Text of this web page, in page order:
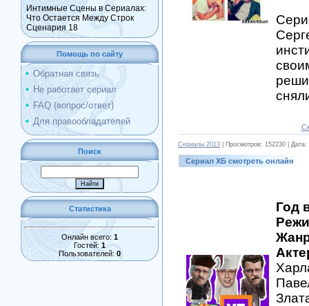
Интимные Сцены в Сериалах:
Что Остается Между Строк
Сценария 18
Помощь по сайту
Обратная связь
Не работает сериал
FAQ (вопрос/ответ)
Для правообладателей
Поиск
Статистика
Онлайн всего: 1
Гостей: 1
Пользователей: 0
Сериалы 2013 | Просмотров: 152230 | Дата:
Сериал ХБ смотреть онлайн
Год